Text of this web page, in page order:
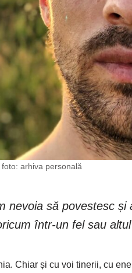
foto: arhiva personală
nevoia să povestesc și
într-un fel sau
Chiar și cu voi tinerii, cu